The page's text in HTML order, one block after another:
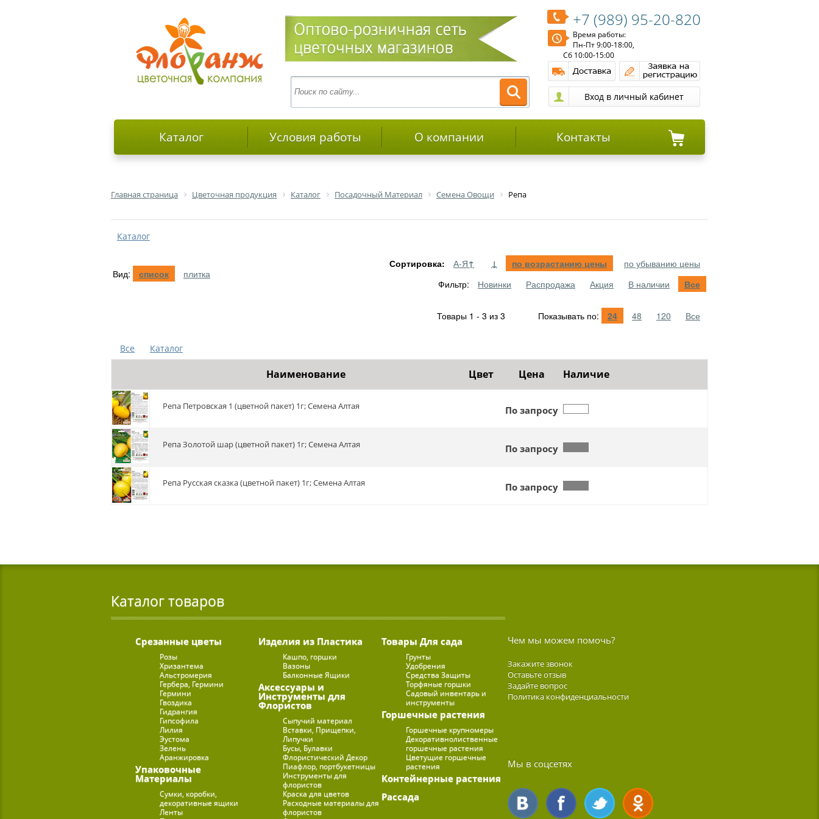
+7 (989) 95-20-820
Время работы:
Пн-Пт 9:00-18:00,
Сб 10:00-15:00
Каталог Условия работы О компании Контакты
Главная страница Цветочная продукция Каталог Посадочный Материал Семена Овощи Репа
Каталог
Вид: список плитка
Сортировка: А-Я↑ ↓ по возрастанию цены
по убыванию цены
Фильтр:
Новинки Распродажа Акция В наличии Все
Товары 1 - 3 из 3 Показывать по: 24 48 120 Все
Все Каталог
Наименование Цвет Цена Наличие
Репа Петровская 1 (цветной пакет) 1г; Семена Алтая По запросу
Репа Золотой шар (цветной пакет) 1г; Семена Алтая По запросу
Репа Русская сказка (цветной пакет) 1г; Семена Алтая По запросу
Каталог товаров
Срезанные цветы
Розы
Хризантема
Альстромерия
Гербера, Гермини
Гермини
Гвоздика
Гидрангия
Гипсофила
Лилия
Эустома
Зелень
Аранжировка
Упаковочные
Материалы
Сумки, коробки,
декоративные ящики
Ленты
Изделия из Пластика
Кашпо, горшки
Вазоны
Балконные Ящики
Аксессуары и
Инструменты для
Флористов
Сыпучий материал
Вставки, Прищепки,
Липучки
Бусы, Булавки
Флористический Декор
Пиафлор, портбукетницы
Инструменты для
флористов
Краска для цветов
Расходные материалы для
флористов
Товары Для сада
Грунты
Удобрения
Средства Защиты
Торфяные горшки
Садовый инвентарь и
инструменты
Горшечные растения
Горшечные крупномеры
Декоративнолиственные
горшечные растения
Цветущие горшечные
растения
Контейнерные растения
Рассада
Чем мы можем помочь?
Закажите звонок
Оставьте отзыв
Задайте вопрос
Политика конфиденциальности
Мы в соцсетях